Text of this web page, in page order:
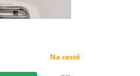
Na cestě